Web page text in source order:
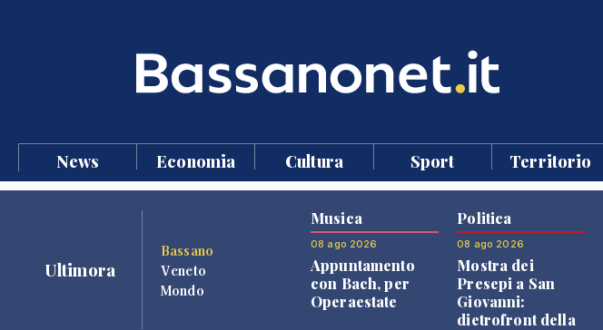
News Economia Cultura Sport Territorio
Ultimora
Bassano
Veneto
Mondo
Musica
08 ago 2026
Appuntamento
con Bach, per
Operaestate
Politica
08 ago 2026
Mostra dei
Presepi a San
Giovanni:
dietrofront della